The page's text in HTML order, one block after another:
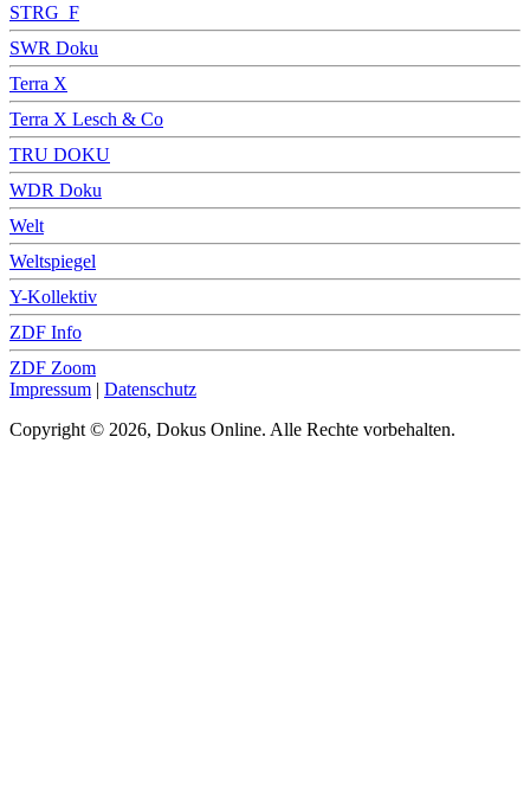
STRG_F
SWR Doku
Terra X
Terra X Lesch & Co
TRU DOKU
WDR Doku
Welt
Weltspiegel
Y-Kollektiv
ZDF Info
ZDF Zoom
Impressum | Datenschutz
Copyright © 2026, Dokus Online. Alle Rechte vorbehalten.